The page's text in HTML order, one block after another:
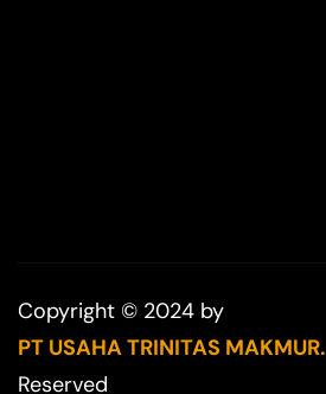
Copyright © 2024 by
PT USAHA TRINITAS MAKMUR.
Reserved